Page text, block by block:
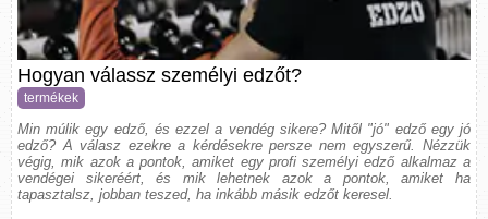
Hogyan válassz személyi edzőt?
termékek
Min múlik egy edző, és ezzel a vendég sikere? Mitől "jó" edző egy jó
edző? A válasz ezekre a kérdésekre persze nem egyszerű. Nézzük
végig, mik azok a pontok, amiket egy profi személyi edző alkalmaz a
vendégei sikeréért, és mik lehetnek azok a pontok, amiket ha
tapasztalsz, jobban teszed, ha inkább másik edzőt keresel.